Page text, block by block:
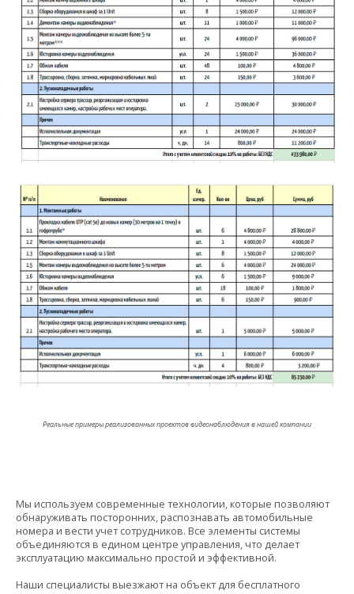
Реальные примеры реализованных проектов видеонаблюдения в нашей компании
Мы используем современные технологии, которые позволяют
обнаруживать посторонних, распознавать автомобильные
номера и вести учет сотрудников. Все элементы системы
объединяются в едином центре управления, что делает
эксплуатацию максимально простой и эффективной.
Наши специалисты выезжают на объект для бесплатного